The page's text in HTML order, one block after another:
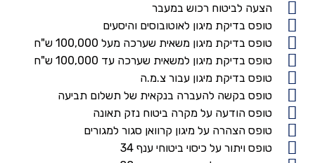
הצעה לביטוח רכוש במעבר
טופס בדיקת מיגון לאוטובוסים והיסעים
טופס בדיקת מיגון משאית שערכה מעל 100,000 ש"ח
טופס בדיקת מיגון למשאית שערכה עד 100,000 ש"ח
טופס בדיקת מיגון עבור צ.מ.ה
טופס בקשה להעברה בנקאית של תשלום תביעה
טופס הודעה על מקרה ביטוח נזק תאונה
טופס הצהרה על מיגון קרוואן סגור למגורים
טופס ויתור על כיסוי ביטוחי ענף 34